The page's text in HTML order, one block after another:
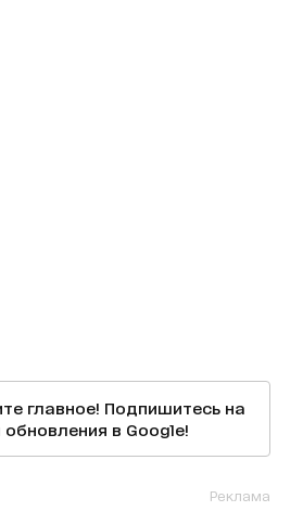
главное! Подпишитесь на
в Google!
Реклама